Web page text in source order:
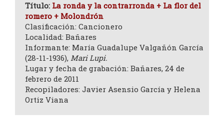
Título: La ronda y la contrarronda + La flor del
romero + Molondrón
Clasificación: Cancionero
Localidad: Bañares
Informante: María Guadalupe Valgañón García
(28-11-1936), Mari Lupi.
Lugar y fecha de grabación: Bañares, 24 de
febrero de 2011
Recopiladores: Javier Asensio García y Helena
Ortiz Viana